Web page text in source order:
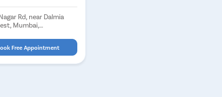
Rd, near Dalmia
Mumbai,
Free Appointment